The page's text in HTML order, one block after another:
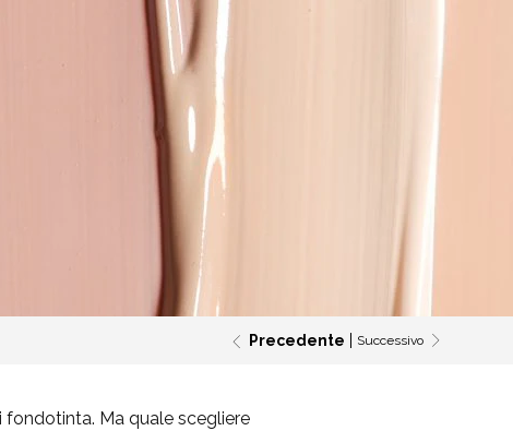
Precedente Successivo
Ma quale scegliere